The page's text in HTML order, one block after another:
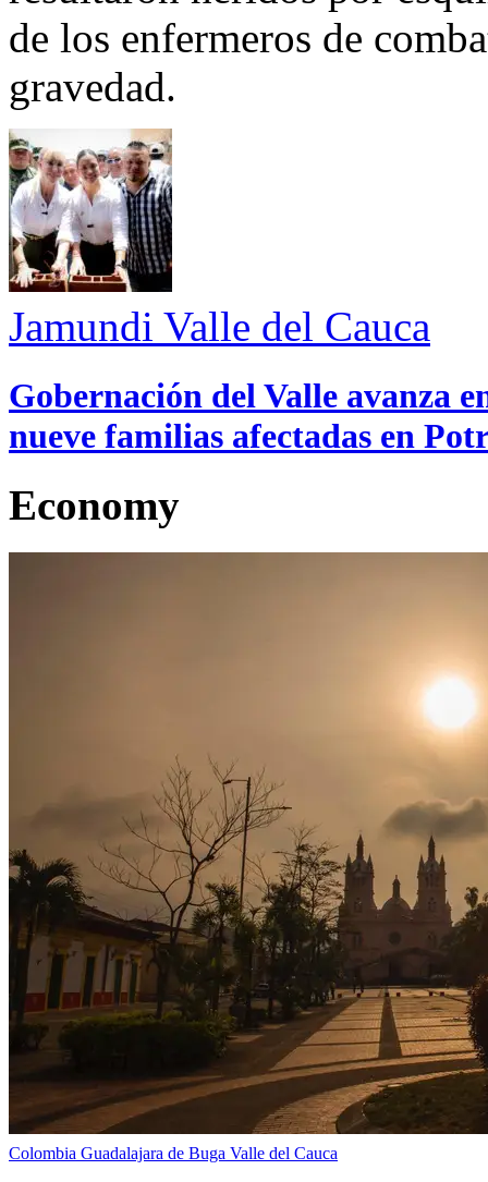
de los enfermeros de
gravedad.
Jamundi Valle del Cauca
Gobernación del Valle avanza
nueve familias afectadas en
Economy
Colombia Guadalajara de Buga Valle del Cauca